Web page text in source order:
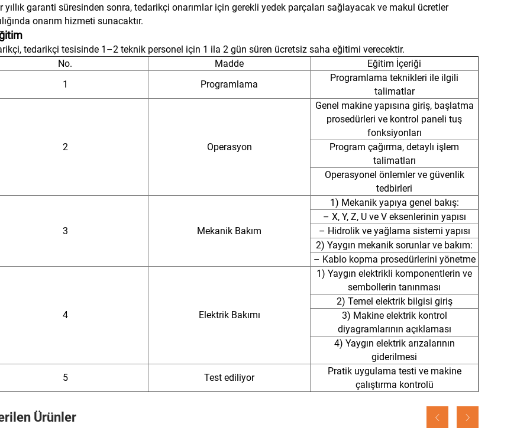
yıllık garanti süresinden sonra, tedarikçi onarımlar için gerekli yedek parçaları sağlayacak ve makul ücretler
onarım hizmeti sunacaktır.
tedarikçi tesisinde 1–2 teknik personel için 1 ila 2 gün süren ücretsiz saha eğitimi verecektir.
No.
Madde
Eğitim İçeriği
1
Programlama
Programlama teknikleri ile ilgili
talimatlar
2 Operasyon
Genel makine yapısına giriş, başlatma
prosedürleri ve kontrol paneli tuş
fonksiyonları
Program çağırma, detaylı işlem
talimatları
Operasyonel önlemler ve güvenlik
tedbirleri
3 Mekanik Bakım
1) Mekanik yapıya genel bakış:
– X, Y, Z, U ve V eksenlerinin yapısı
– Hidrolik ve yağlama sistemi yapısı
2) Yaygın mekanik sorunlar ve bakım:
– Kablo kopma prosedürlerini yönetme
4 Elektrik Bakımı
1) Yaygın elektrikli komponentlerin ve
sembollerin tanınması
2) Temel elektrik bilgisi giriş
3) Makine elektrik kontrol
diyagramlarının açıklaması
4) Yaygın elektrik arızalarının
giderilmesi
5
Test ediliyor
Pratik uygulama testi ve makine
çalıştırma kontrolü
Ürünler